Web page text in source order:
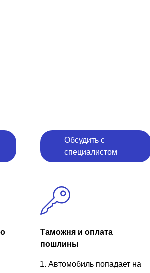
Обсудить с
специалистом
Таможня и оплата
пошлины
Автомобиль попадает на